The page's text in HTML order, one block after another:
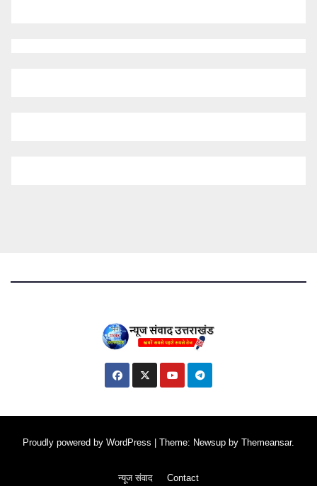
Proudly powered by WordPress Theme: Newsup by Themeansar.
न्यूज संवाद Contact